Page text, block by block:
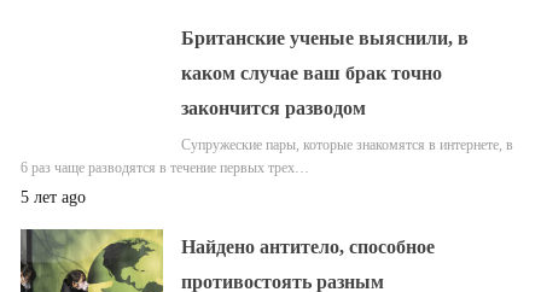
Британские ученые выяснили, в
каком случае ваш брак точно
закончится разводом
Супружеские пары, которые знакомятся в интернете, в
6 раз чаще разводятся в течение первых трех…
5 лет ago
Найдено антитело, способное
противостоять разным